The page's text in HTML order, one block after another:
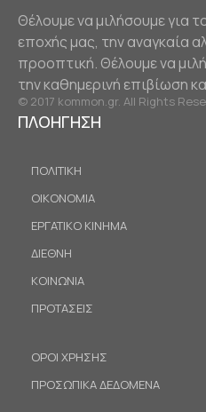
Θέλουμε να μιλήσουμε για
εποχής μας, την αναγκαία
προοπτική. Θέλουμε να
την καθημερινή επιβίωση
© 2017 kommon.gr. All Rights
ΠΛΟΗΓΗΣΗ
ΠΟΛΙΤΙΚΗ
ΟΙΚΟΝΟΜΙΑ
ΕΡΓΑΤΙΚΟ ΚΙΝΗΜΑ
ΔΙΕΘΝΗ
ΚΟΙΝΩΝΙΑ
ΠΡΟΤΑΣΕΙΣ
ΟΡΟΙ ΧΡΗΣΗΣ
ΠΡΟΣΩΠΙΚΑ ΔΕΔΟΜΕΝΑ